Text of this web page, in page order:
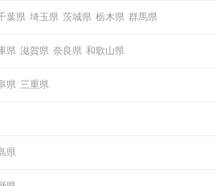
葉県 埼玉県 茨城県 栃木県 群馬県
県 滋賀県 奈良県 和歌山県
県 三重県
県